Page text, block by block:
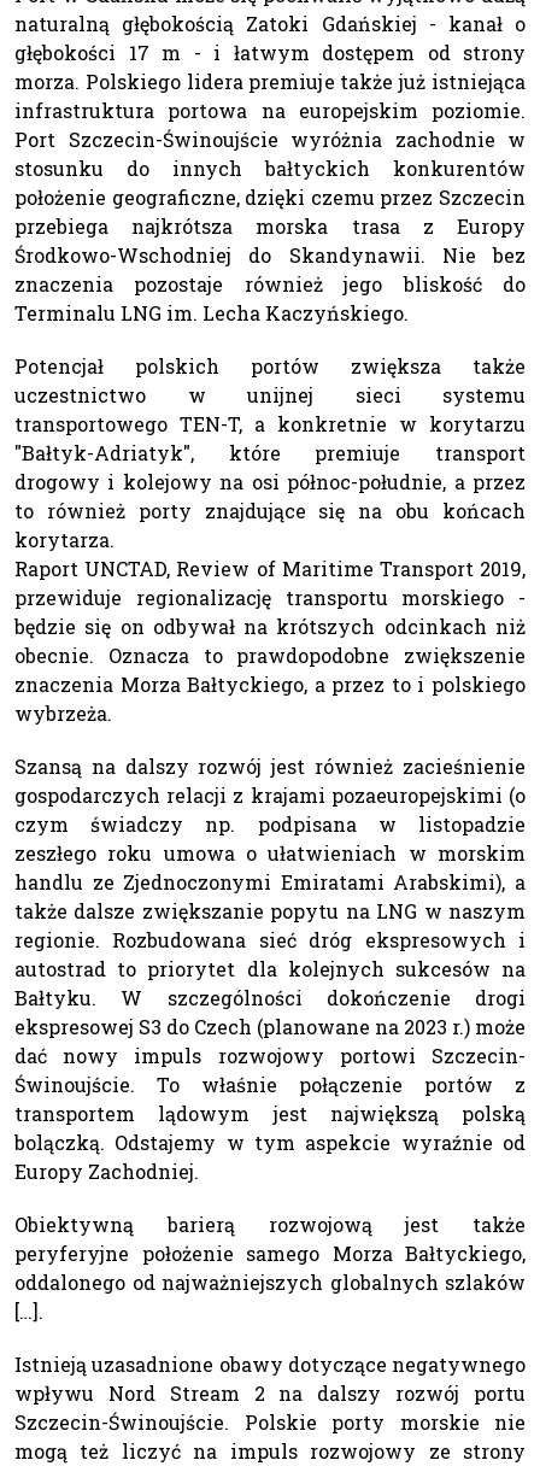
naturalną głębokością Zatoki Gdańskiej - kanał o
głębokości 17 m - i łatwym dostępem od strony
morza. Polskiego lidera premiuje także już istniejąca
infrastruktura portowa na europejskim poziomie.
Port Szczecin-Świnoujście wyróżnia zachodnie w
stosunku do innych bałtyckich konkurentów
położenie geograficzne, dzięki czemu przez Szczecin
przebiega najkrótsza morska trasa z Europy
Środkowo-Wschodniej do Skandynawii. Nie bez
znaczenia pozostaje również jego bliskość do
Terminalu LNG im. Lecha Kaczyńskiego.
Potencjał polskich portów zwiększa także
uczestnictwo w unijnej sieci systemu
transportowego TEN-T, a konkretnie w korytarzu
"Bałtyk-Adriatyk", które premiuje transport
drogowy i kolejowy na osi północ-południe, a przez
to również porty znajdujące się na obu końcach
korytarza.
Raport UNCTAD, Review of Maritime Transport 2019,
przewiduje regionalizację transportu morskiego -
będzie się on odbywał na krótszych odcinkach niż
obecnie. Oznacza to prawdopodobne zwiększenie
znaczenia Morza Bałtyckiego, a przez to i polskiego
wybrzeża.
Szansą na dalszy rozwój jest również zacieśnienie
gospodarczych relacji z krajami pozaeuropejskimi (o
czym świadczy np. podpisana w listopadzie
zeszłego roku umowa o ułatwieniach w morskim
handlu ze Zjednoczonymi Emiratami Arabskimi), a
także dalsze zwiększanie popytu na LNG w naszym
regionie. Rozbudowana sieć dróg ekspresowych i
autostrad to priorytet dla kolejnych sukcesów na
Bałtyku. W szczególności dokończenie drogi
ekspresowej S3 do Czech (planowane na 2023 r.) może
dać nowy impuls rozwojowy portowi Szczecin-
Świnoujście. To właśnie połączenie portów z
transportem lądowym jest największą polską
bolączką. Odstajemy w tym aspekcie wyraźnie od
Europy Zachodniej.
Obiektywną barierą rozwojową jest także
peryferyjne położenie samego Morza Bałtyckiego,
oddalonego od najważniejszych globalnych szlaków
[…].
Istnieją uzasadnione obawy dotyczące negatywnego
wpływu Nord Stream 2 na dalszy rozwój portu
Szczecin-Świnoujście. Polskie porty morskie nie
mogą też liczyć na impuls rozwojowy ze strony